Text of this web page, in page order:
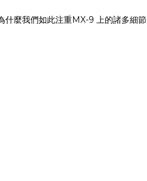
什麼我們如此注重MX-9 上的諸多細節